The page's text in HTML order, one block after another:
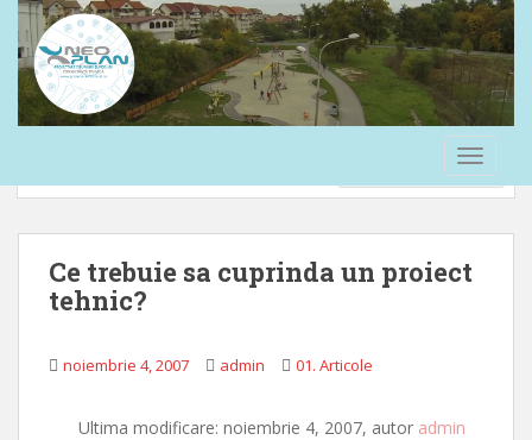
Ce trebuie sa cuprinda un proiect
tehnic?
noiembrie 4, 2007 admin 01. Articole
Ultima modificare: noiembrie 4, 2007, autor admin
Confidențialitate și cookie-uri: acest site folosește cookie-uri. Dacă
continui să folosești acest site web, ești de acord cu utilizarea lor.
Pentru a afla mai multe, inclusiv cum să controlezi cookie-urile, uită-te
aici: Politică cookie-uri